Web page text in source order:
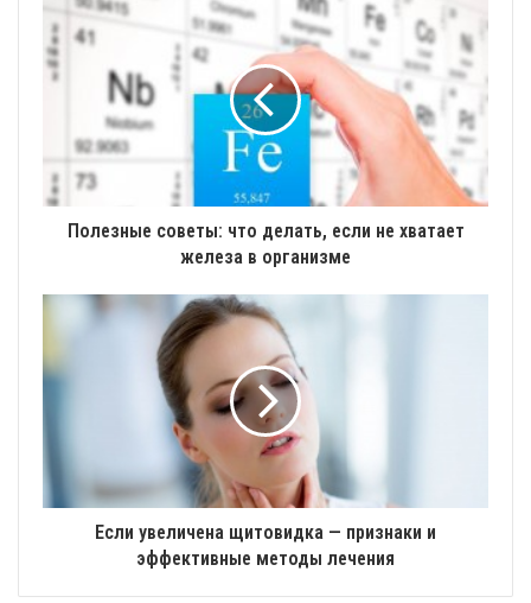
Полезные советы: что делать, если не хватает
железа в организме
Если увеличена щитовидка — признаки и
эффективные методы лечения